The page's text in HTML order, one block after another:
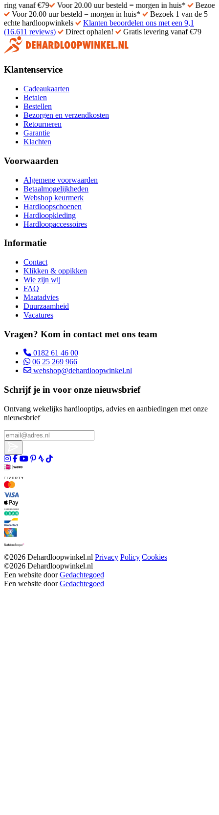
€79 Voor 20.00 uur besteld = morgen in huis*
Bezoek 1 van
Voor 20.00 uur besteld = morgen in huis*
Bezoek 1 van de 5
echte hardloopwinkels
Klanten beoordelen ons met een 9,1
(16.611 reviews)
Direct ophalen! Gratis levering vanaf €79
Klantenservice
Cadeaukaarten
Betalen
Bestellen
Bezorgen en verzendkosten
Retourneren
Garantie
Klachten
Voorwaarden
Algemene voorwaarden
Betaalmogelijkheden
Webshop keurmerk
Hardloopschoenen
Hardloopkleding
Hardloopaccessoires
Informatie
Contact
Klikken & oppikken
Wie zijn wij
FAQ
Maatadvies
Duurzaamheid
Vacatures
Vragen? Kom in contact met ons team
0182 61 46 00
06 25 269 966
webshop@dehardloopwinkel.nl
Schrijf je in voor onze nieuwsbrief
Ontvang wekelijks hardlooptips, advies en aanbiedingen met onze
nieuwsbrief
©2026 Dehardloopwinkel.nl Privacy Policy Cookies
©2026 Dehardloopwinkel.nl
Een website doorGedachtegoed
Een website doorGedachtegoed